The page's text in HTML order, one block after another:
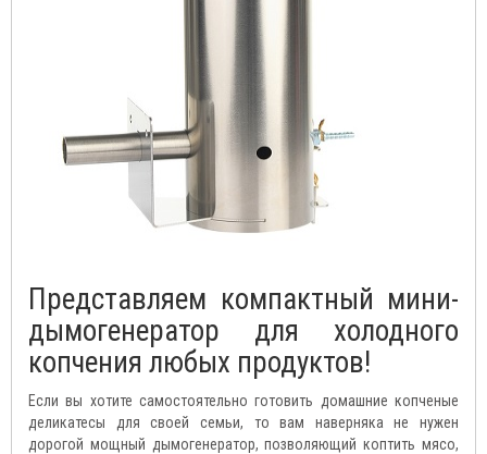
Представляем компактный мини-
дымогенератор для холодного
копчения любых продуктов!
Если вы хотите самостоятельно готовить домашние копченые
деликатесы для своей семьи, то вам наверняка не нужен
дорогой мощный дымогенератор, позволяющий коптить мясо,